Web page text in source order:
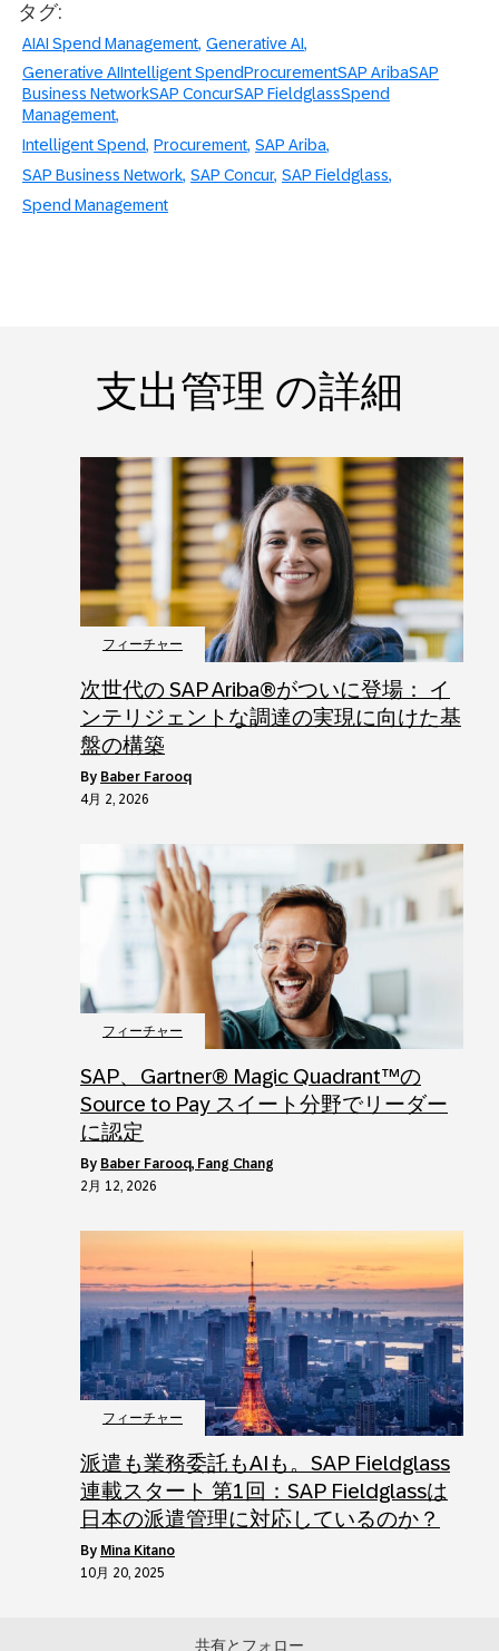
タグ:
AIAI Spend Management Generative AI
Generative AIIntelligent SpendProcurementSAP AribaSAP
Business NetworkSAP ConcurSAP FieldglassSpend
Management
Intelligent Spend Procurement SAP Ariba
SAP Business Network SAP Concur SAP Fieldglass
Spend Management
支出管理 の詳細
フィーチャー
次世代の SAP Ariba®がついに登場： イ
ンテリジェントな調達の実現に向けた基
盤の構築
by Baber Farooq
4月 2, 2026
フィーチャー
SAP、Gartner® Magic Quadrant™の
Source to Pay スイート分野でリーダー
に認定
by Baber Farooq, Fang Chang
2月 12, 2026
フィーチャー
派遣も業務委託もAIも。SAP Fieldglass
連載スタート 第1回：SAP Fieldglassは
日本の派遣管理に対応しているのか？
by Mina Kitano
10月 20, 2025
共有とフォロー